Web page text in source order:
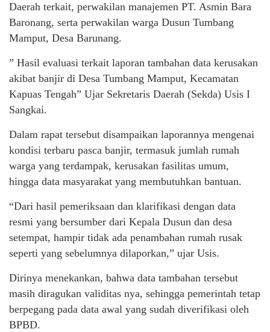
Daerah terkait, perwakilan manajemen PT. Asmin Bara
Baronang, serta perwakilan warga Dusun Tumbang
Mamput, Desa Barunang.
” Hasil evaluasi terkait laporan tambahan data kerusakan
akibat banjir di Desa Tumbang Mamput, Kecamatan
Kapuas Tengah” Ujar Sekretaris Daerah (Sekda) Usis I
Sangkai.
Dalam rapat tersebut disampaikan laporannya mengenai
kondisi terbaru pasca banjir, termasuk jumlah rumah
warga yang terdampak, kerusakan fasilitas umum,
hingga data masyarakat yang membutuhkan bantuan.
“Dari hasil pemeriksaan dan klarifikasi dengan data
resmi yang bersumber dari Kepala Dusun dan desa
setempat, hampir tidak ada penambahan rumah rusak
seperti yang sebelumnya dilaporkan,” ujar Usis.
Dirinya menekankan, bahwa data tambahan tersebut
masih diragukan validitas nya, sehingga pemerintah tetap
berpegang pada data awal yang sudah diverifikasi oleh
BPBD.